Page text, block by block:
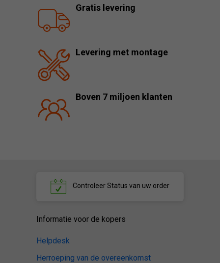
Gratis levering
Levering met montage
Boven 7 miljoen klanten
ControleerStatus van uw order
Informatie voor de kopers
Helpdesk
Herroeping van de overeenkomst